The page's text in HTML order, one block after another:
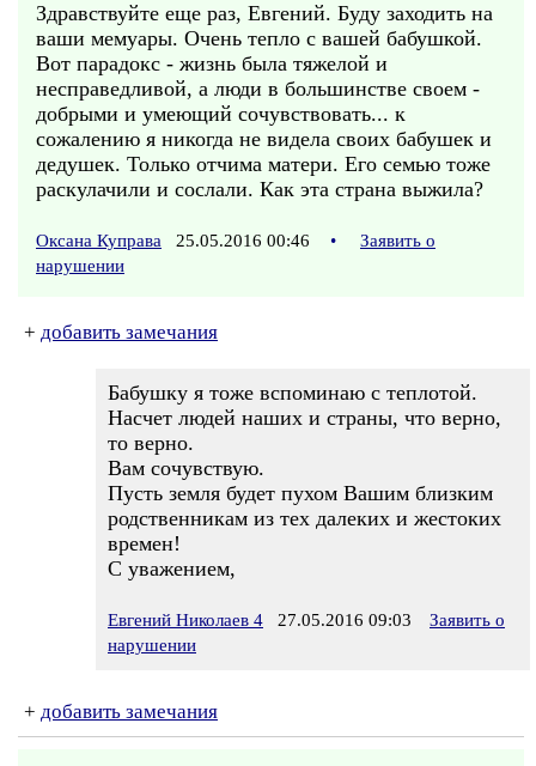
Здравствуйте еще раз, Евгений. Буду заходить на
ваши мемуары. Очень тепло с вашей бабушкой.
Вот парадокс - жизнь была тяжелой и
несправедливой, а люди в большинстве своем -
добрыми и умеющий сочувствовать... к
сожалению я никогда не видела своих бабушек и
дедушек. Только отчима матери. Его семью тоже
раскулачили и сослали. Как эта страна выжила?
Оксана Куправа 25.05.2016 00:46 •
Заявить о
нарушении
+ добавить замечания
Бабушку я тоже вспоминаю с теплотой.
Насчет людей наших и страны, что верно,
то верно.
Вам сочувствую.
Пусть земля будет пухом Вашим близким
родственникам из тех далеких и жестоких
времен!
С уважением,
Евгений Николаев 4 27.05.2016 09:03
Заявить о
нарушении
+ добавить замечания